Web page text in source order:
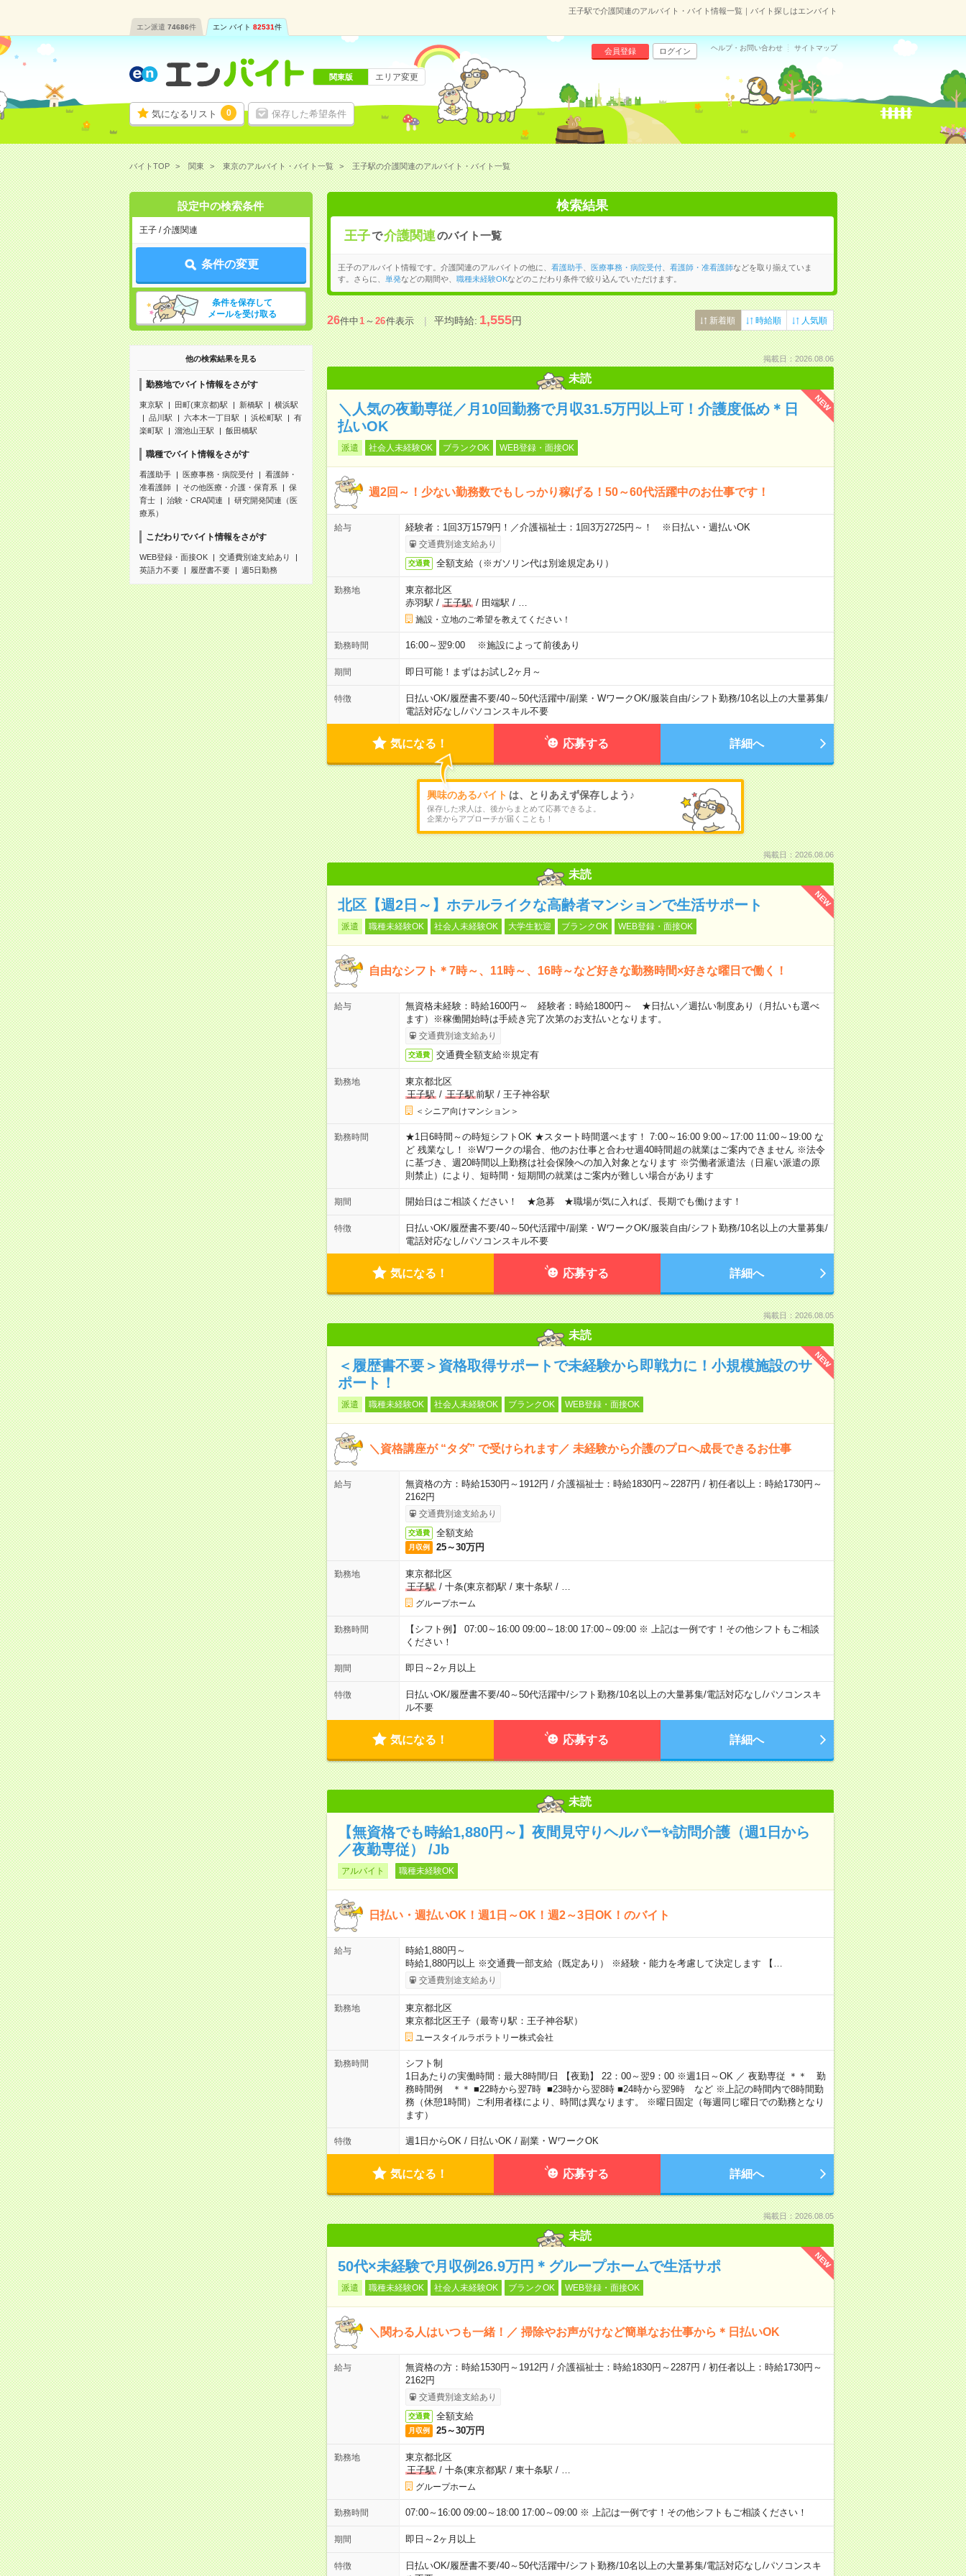
王子駅で介護関連のアルバイト・バイト情報一覧｜バイト探しはエンバイト
エン派遣 74686件 エン バイト 82531件
気になるリスト 0 保存した希望条件
会員登録 ログイン ヘルプ・お問い合わせ サイトマップ
関東版 エリア変更
バイトTOP 関東 東京のアルバイト・バイト一覧 王子駅の介護関連のアルバイト・バイト一覧
設定中の検索条件
王子 / 介護関連
条件の変更
条件を保存して
メールを受け取る
他の検索結果を見る
勤務地でバイト情報をさがす
東京駅 田町(東京都)駅 新橋駅
横浜駅
品川駅
六本木一丁目駅 浜松町駅
有
楽町駅
溜池山王駅 飯田橋駅
職種でバイト情報をさがす
看護助手 医療事務・病院受付
看護師・
准看護師
その他医療・介護・保育系
保
育士
治験・CRA関連
研究開発関連（医
療系）
こだわりでバイト情報をさがす
WEB登録・面接OK
交通費別途支給あり
英語力不要
履歴書不要 週5日勤務
検索結果
王子で介護関連のバイト一覧
王子のアルバイト情報です。介護関連のアルバイトの他に、 看護助手、 医療事務・病院受付、 看護師・准看護師などを取り揃えていま
す。さらに、
単発などの期間や、 職種未経験OKなどのこだわり条件で絞り込んでいただけます。
26件中1～26件表示 平均時給:1,555円 新着順 時給順 人気順
掲載日：2026.08.06
未読
NEW
＼人気の夜勤専従／月10回勤務で月収31.5万円以上可！介護度低め＊日
払いOK
派遣 社会人未経験OK ブランクOK WEB登録・面接OK
週2回～！少ない勤務数でもしっかり稼げる！50～60代活躍中のお仕事です！
給与 経験者：1回3万1579円！／介護福祉士：1回3万2725円～！ ※日払い・週払いOK
交通費別途支給あり
交通費 全額支給（※ガソリン代は別途規定あり）
勤務地
東京都北区
赤羽駅 / 王子駅/ 田端駅 /
施設・立地のご希望を教えてください！
勤務時間 16:00～翌9:00 ※施設によって前後あり
期間 即日可能！まずはお試し2ヶ月～
特徴 日払いOK/履歴書不要/40～50代活躍中/副業・WワークOK/服装自由/シフト勤務/10名以上の大量募集/
電話対応なし/パソコンスキル不要
気になる！ 応募する 詳細へ
興味のあるバイト は、とりあえず保存しよう♪
保存した求人は、後からまとめて応募できるよ。
企業からアプローチが届くことも！
掲載日：2026.08.06
未読
NEW
北区【週2日～】ホテルライクな高齢者マンションで生活サポート
派遣 職種未経験OK 社会人未経験OK 大学生歓迎 ブランクOK WEB登録・面接OK
自由なシフト＊7時～、11時～、16時～など好きな勤務時間×好きな曜日で働く！
給与
無資格未経験：時給1600円～ 経験者：時給1800円～ ★日払い／週払い制度あり（月払いも選べ
ます）※稼働開始時は手続き完了次第のお支払いとなります。
交通費別途支給あり
交通費 交通費全額支給※規定有
勤務地
東京都北区
王子駅/ 王子駅前駅 / 王子神谷駅
＜シニア向けマンション＞
勤務時間
★1日6時間～の時短シフトOK ★スタート時間選べます！ 7:00～16:00 9:00～17:00 11:00～19:00 な
ど 残業なし！ ※Wワークの場合、他のお仕事と合わせ週40時間超の就業はご案内できません ※法令
に基づき、週20時間以上勤務は社会保険への加入対象となります ※労働者派遣法（日雇い派遣の原
則禁止）により、短時間・短期間の就業はご案内が難しい場合があります
期間 開始日はご相談ください！ ★急募 ★職場が気に入れば、長期でも働けます！
特徴 日払いOK/履歴書不要/40～50代活躍中/副業・WワークOK/服装自由/シフト勤務/10名以上の大量募集/
電話対応なし/パソコンスキル不要
気になる！ 応募する 詳細へ
掲載日：2026.08.05
未読
NEW
＜履歴書不要＞資格取得サポートで未経験から即戦力に！小規模施設のサ
ポート！
派遣 職種未経験OK 社会人未経験OK ブランクOK WEB登録・面接OK
＼資格講座が “タダ” で受けられます／ 未経験から介護のプロへ成長できるお仕事
給与
無資格の方：時給1530円～1912円 / 介護福祉士：時給1830円～2287円 / 初任者以上：時給1730円～
2162円
交通費別途支給あり
交通費 全額支給
月収例 25～30万円
勤務地
東京都北区
王子駅/ 十条(東京都)駅 / 東十条駅 /
グループホーム
勤務時間
【シフト例】 07:00～16:00 09:00～18:00 17:00～09:00 ※ 上記は一例です！その他シフトもご相談
ください！
期間 即日～2ヶ月以上
特徴 日払いOK/履歴書不要/40～50代活躍中/シフト勤務/10名以上の大量募集/電話対応なし/パソコンスキ
ル不要
気になる！ 応募する 詳細へ
未読
【無資格でも時給1,880円～】夜間見守りヘルパー✨訪問介護（週1日から
／夜勤専従） /Jb
アルバイト 職種未経験OK
日払い・週払いOK！週1日～OK！週2～3日OK！のバイト
給与
時給1,880円～
時給1,880円以上 ※交通費一部支給（既定あり） ※経験・能力を考慮して決定します 【…
交通費別途支給あり
勤務地
東京都北区
東京都北区王子（最寄り駅：王子神谷駅）
ユースタイルラボラトリー株式会社
勤務時間
シフト制
1日あたりの実働時間：最大8時間/日 【夜勤】 22：00～翌9：00 ※週1日～OK ／ 夜勤専従 ＊＊ 勤
務時間例 ＊＊ ■22時から翌7時 ■23時から翌8時 ■24時から翌9時 など ※上記の時間内で8時間勤
務（休憩1時間）ご利用者様により、時間は異なります。 ※曜日固定（毎週同じ曜日での勤務となり
ます）
特徴 週1日からOK / 日払いOK / 副業・WワークOK
気になる！ 応募する 詳細へ
掲載日：2026.08.05
未読
NEW
50代×未経験で月収例26.9万円＊グループホームで生活サポ
派遣 職種未経験OK 社会人未経験OK ブランクOK WEB登録・面接OK
＼関わる人はいつも一緒！／ 掃除やお声がけなど簡単なお仕事から＊日払いOK
給与
無資格の方：時給1530円～1912円 / 介護福祉士：時給1830円～2287円 / 初任者以上：時給1730円～
2162円
交通費別途支給あり
交通費 全額支給
月収例 25～30万円
勤務地
東京都北区
王子駅/ 十条(東京都)駅 / 東十条駅 /
グループホーム
勤務時間 07:00～16:00 09:00～18:00 17:00～09:00 ※ 上記は一例です！その他シフトもご相談ください！
期間 即日～2ヶ月以上
特徴 日払いOK/履歴書不要/40～50代活躍中/シフト勤務/10名以上の大量募集/電話対応なし/パソコンスキ